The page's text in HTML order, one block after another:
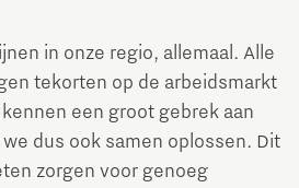
in onze regio, allemaal. Alle
tekorten op de arbeidsmarkt
een groot gebrek aan
dus ook samen oplossen. Dit
zorgen voor genoeg